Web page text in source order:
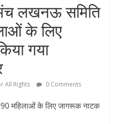
लखनऊ समिति
के लिए
गया
All Rights 0 Comments
महिलाओं के लिए जागरूक नाटक